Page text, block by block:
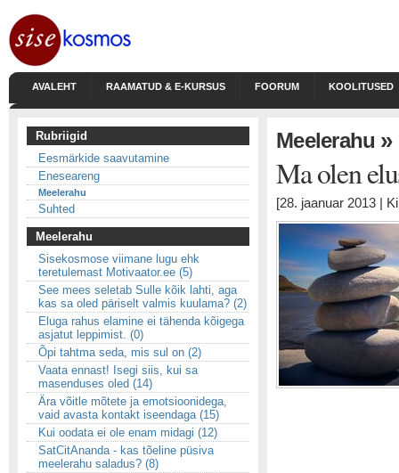
AVALEHT RAAMATUD & E-KURSUS FOORUM KOOLITUSED
Rubriigid
Eesmärkide saavutamine
Eneseareng
Meelerahu
Suhted
Meelerahu
Sisekosmose viimane lugu ehk
teretulemast Motivaator.ee (5)
See mees seletab Sulle kõik lahti, aga
kas sa oled päriselt valmis kuulama? (2)
Eluga rahus elamine ei tähenda kõigega
asjatut leppimist. (0)
Õpi tahtma seda, mis sul on (2)
Vaata ennast! Isegi siis, kui sa
masenduses oled (14)
Ära võitle mõtete ja emotsioonidega,
vaid avasta kontakt iseendaga (15)
Kui oodata ei ole enam midagi (12)
SatCitAnanda - kas tõeline püsiva
meelerahu saladus? (8)
Meelerahu »
Ma olen
[28. jaanuar 2013 |